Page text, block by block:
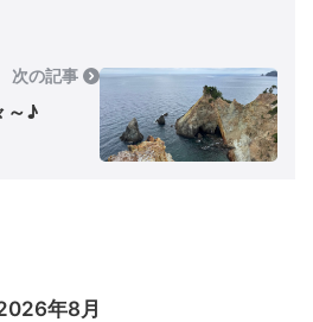
次の記事
～♪
年8月